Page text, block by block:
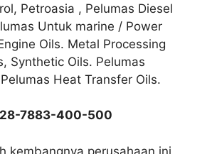
Petroasia , Pelumas Diesel
Untuk marine / Power
Oils. Metal Processing
Synthetic Oils. Pelumas
Heat Transfer Oils.
7883-400-500
kembangnya perusahaan ini,